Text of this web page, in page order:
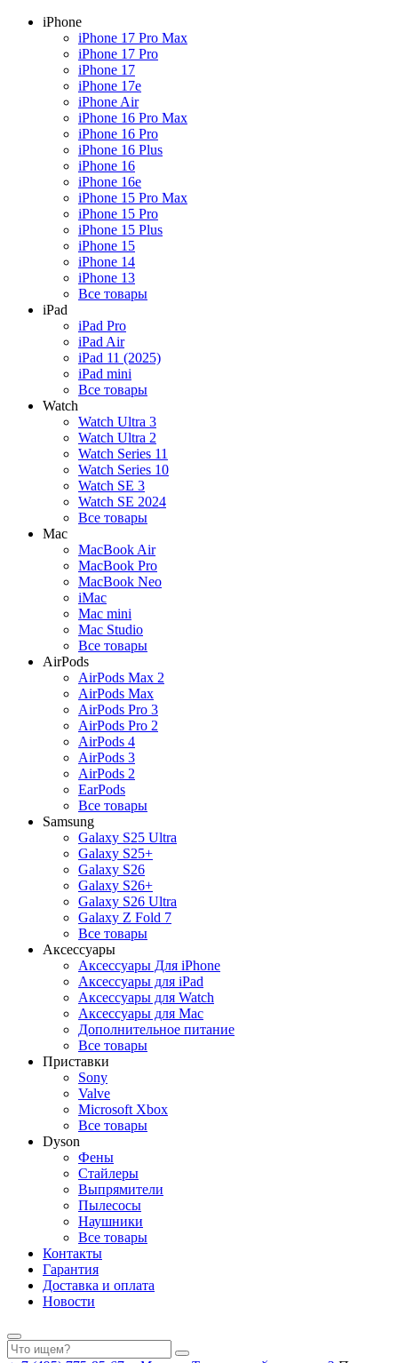
iPhone
iPhone 17 Pro Max
iPhone 17 Pro
iPhone 17
iPhone 17e
iPhone Air
iPhone 16 Pro Max
iPhone 16 Pro
iPhone 16 Plus
iPhone 16
iPhone 16e
iPhone 15 Pro Max
iPhone 15 Pro
iPhone 15 Plus
iPhone 15
iPhone 14
iPhone 13
Все товары
iPad
iPad Pro
iPad Air
iPad 11 (2025)
iPad mini
Все товары
Watch
Watch Ultra 3
Watch Ultra 2
Watch Series 11
Watch Series 10
Watch SE 3
Watch SE 2024
Все товары
Mac
MacBook Air
MacBook Pro
MacBook Neo
iMac
Mac mini
Mac Studio
Все товары
AirPods
AirPods Max 2
AirPods Max
AirPods Pro 3
AirPods Pro 2
AirPods 4
AirPods 3
AirPods 2
EarPods
Все товары
Samsung
Galaxy S25 Ultra
Galaxy S25+
Galaxy S26
Galaxy S26+
Galaxy S26 Ultra
Galaxy Z Fold 7
Все товары
Аксессуары
Аксессуары Для iPhone
Аксессуары для iPad
Аксессуары для Watch
Аксессуары для Mac
Дополнительное питание
Все товары
Приставки
Sony
Valve
Microsoft Xbox
Все товары
Dyson
Фены
Стайлеры
Выпрямители
Пылесосы
Наушники
Все товары
Контакты
Гарантия
Доставка и оплата
Новости